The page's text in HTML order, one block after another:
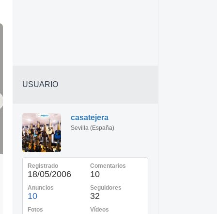
USUARIO
casatejera
Sevilla (España)
Registrado
18/05/2006
Comentarios
10
Anuncios
10
Seguidores
32
Fotos Vídeos